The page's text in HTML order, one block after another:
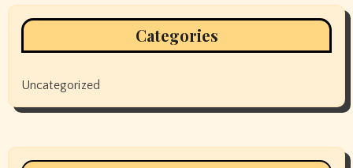
Categories
Uncategorized